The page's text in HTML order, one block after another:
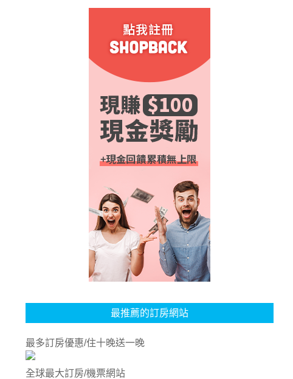
最推薦的訂房網站
最多訂房優惠/住十晚送一晚
全球最大訂房/機票網站